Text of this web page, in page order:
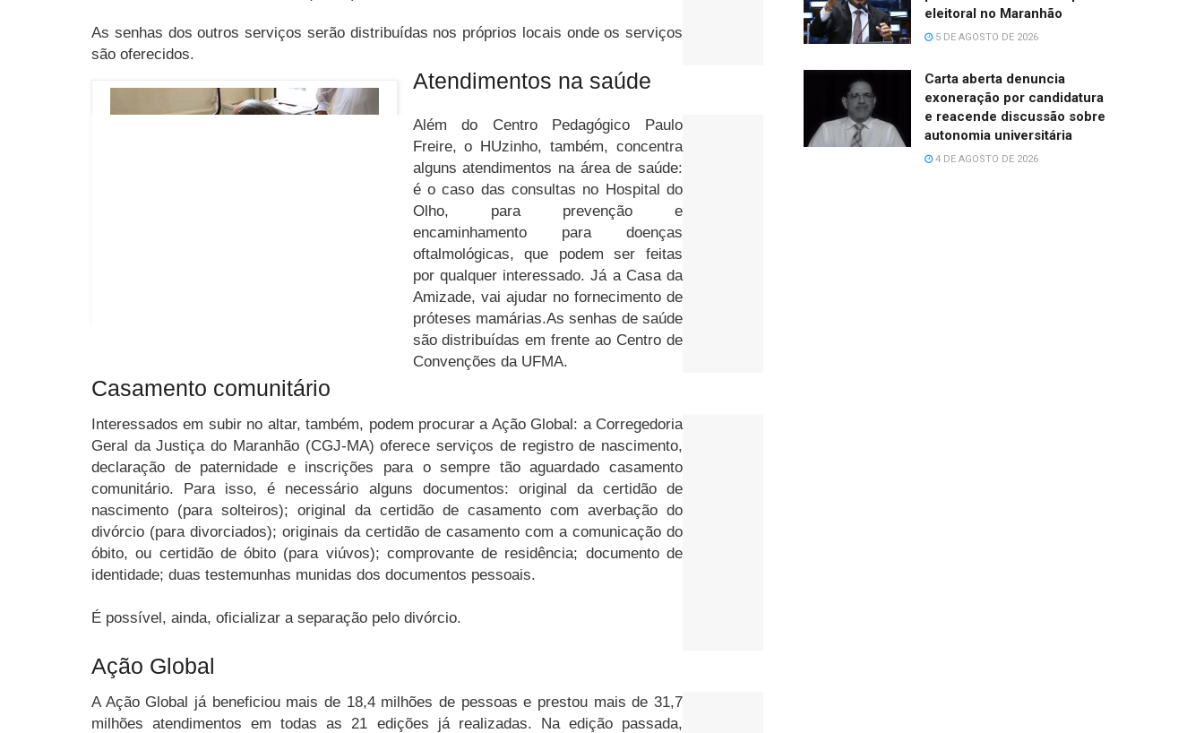
As senhas dos outros serviços serão distribuídas nos próprios locais onde os serviços
são oferecidos.
Atendimentos na saúde
Além do Centro Pedagógico Paulo
Freire, o HUzinho, também, concentra
alguns atendimentos na área de saúde:
é o caso das consultas no Hospital do
Olho, para prevenção e
encaminhamento para doenças
oftalmológicas, que podem ser feitas
por qualquer interessado. Já a Casa da
Amizade, vai ajudar no fornecimento de
próteses mamárias.As senhas de saúde
são distribuídas em frente ao Centro de
Convenções da UFMA.
Casamento comunitário
Interessados em subir no altar, também, podem procurar a Ação Global: a Corregedoria
Geral da Justiça do Maranhão (CGJ-MA) oferece serviços de registro de nascimento,
declaração de paternidade e inscrições para o sempre tão aguardado casamento
comunitário. Para isso, é necessário alguns documentos: original da certidão de
nascimento (para solteiros); original da certidão de casamento com averbação do
divórcio (para divorciados); originais da certidão de casamento com a comunicação do
óbito, ou certidão de óbito (para viúvos); comprovante de residência; documento de
identidade; duas testemunhas munidas dos documentos pessoais.
É possível, ainda, oficializar a separação pelo divórcio.
Ação Global
A Ação Global já beneficiou mais de 18,4 milhões de pessoas e prestou mais de 31,7
milhões atendimentos em todas as 21 edições já realizadas. Na edição passada,
eleitoral no Maranhão
5 DE AGOSTO DE 2026
Carta aberta denuncia
exoneração por candidatura
e reacende discussão sobre
autonomia universitária
4 DE AGOSTO DE 2026